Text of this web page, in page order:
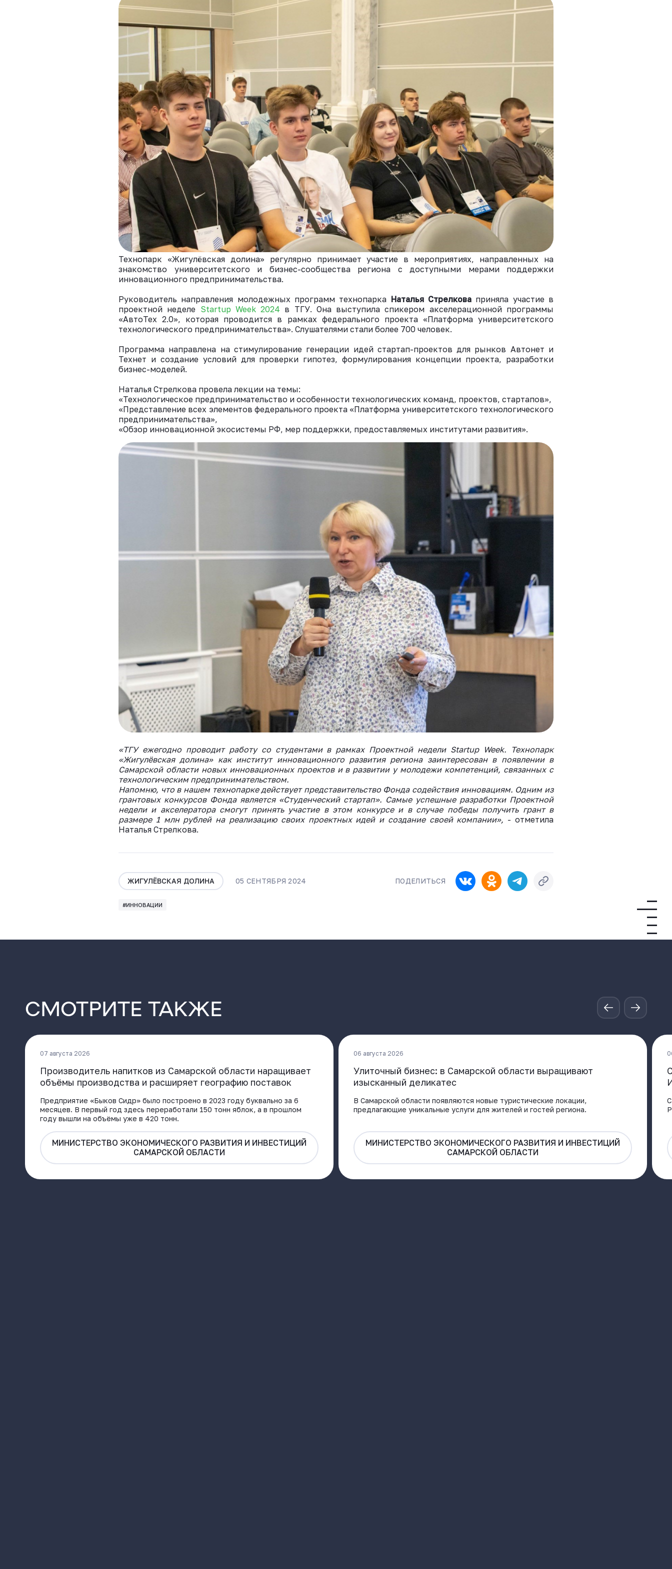
Технопарк «Жигулёвская долина» регулярно принимает участие в мероприятиях, направленных на
знакомство университетского и бизнес-сообщества региона с доступными мерами поддержки
инновационного предпринимательства.
Руководитель направления молодежных программ технопарка Наталья Стрелкова приняла участие в
проектной неделе Startup Week 2024 в ТГУ. Она выступила спикером акселерационной программы
«АвтоТех 2.0», которая проводится в рамках федерального проекта «Платформа университетского
технологического предпринимательства». Слушателями стали более 700 человек.
Программа направлена на стимулирование генерации идей стартап-проектов для рынков Автонет и
Технет и создание условий для проверки гипотез, формулирования концепции проекта, разработки
бизнес-моделей.
Наталья Стрелкова провела лекции на темы:
«Технологическое предпринимательство и особенности технологических команд, проектов, стартапов»,
«Представление всех элементов федерального проекта «Платформа университетского технологического
предпринимательства»,
«Обзор инновационной экосистемы РФ, мер поддержки, предоставляемых институтами развития».
«ТГУ ежегодно проводит работу со студентами в рамках Проектной недели Startup Week. Технопарк
«Жигулёвская долина» как институт инновационного развития региона заинтересован в появлении в
Самарской области новых инновационных проектов и в развитии у молодежи компетенций, связанных с
технологическим предпринимательством.
Напомню, что в нашем технопарке действует представительство Фонда содействия инновациям. Одним из
грантовых конкурсов Фонда является «Студенческий стартап». Самые успешные разработки Проектной
недели и акселератора смогут принять участие в этом конкурсе и в случае победы получить грант в
размере 1 млн рублей на реализацию своих проектных идей и создание своей компании», - отметила
Наталья Стрелкова.
ЖИГУЛЁВСКАЯ ДОЛИНА 05 СЕНТЯБРЯ 2024 ПОДЕЛИТЬСЯ
#ИННОВАЦИИ
СМОТРИТЕ ТАКЖЕ
07 августа 2026
Производитель напитков из Самарской области наращивает
объёмы производства и расширяет географию поставок
Предприятие «Быков Сидр» было построено в 2023 году буквально за 6
месяцев. В первый год здесь переработали 150 тонн яблок, а в прошлом
году вышли на объёмы уже в 420 тонн.
МИНИСТЕРСТВО ЭКОНОМИЧЕСКОГО РАЗВИТИЯ И ИНВЕСТИЦИЙ
САМАРСКОЙ ОБЛАСТИ
06 августа 2026
Улиточный бизнес: в Самарской области выращивают
изысканный деликатес
В Самарской области появляются новые туристические локации,
предлагающие уникальные услуги для жителей и гостей региона.
МИНИСТЕРСТВО ЭКОНОМИЧЕСКОГО РАЗВИТИЯ И ИНВЕСТИЦИЙ
САМАРСКОЙ ОБЛАСТИ
ВКонтакте